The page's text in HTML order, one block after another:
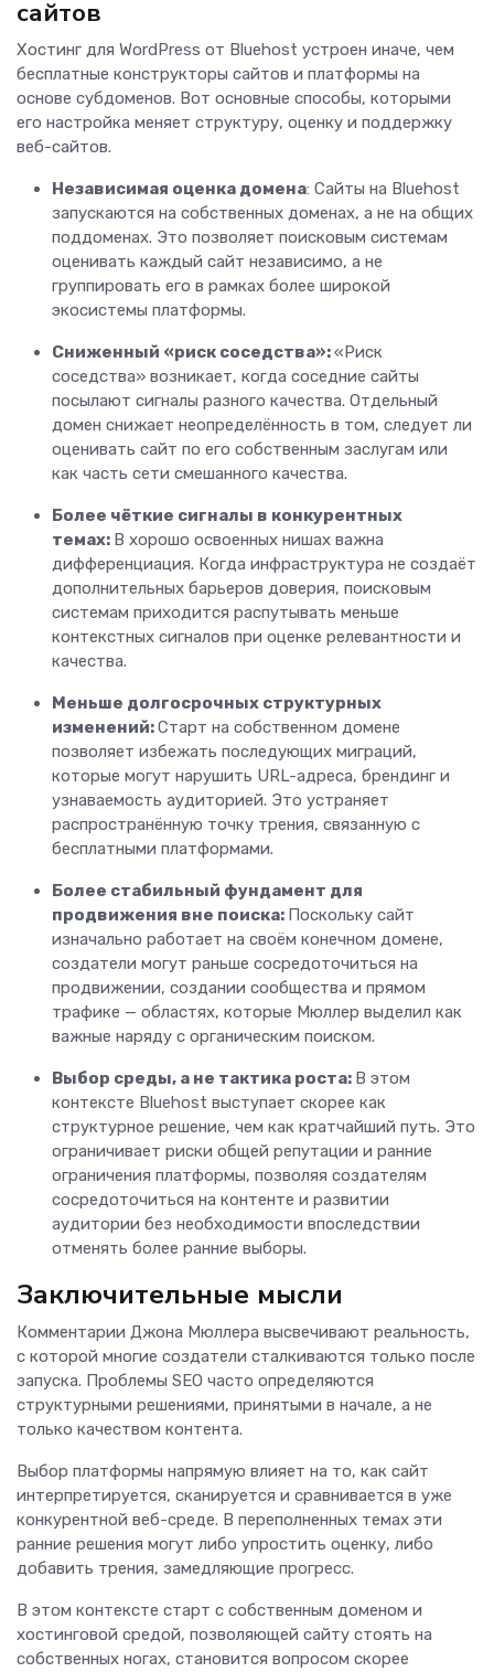
сайтов
Хостинг для WordPress от Bluehost устроен иначе, чем
бесплатные конструкторы сайтов и платформы на
основе субдоменов. Вот основные способы, которыми
его настройка меняет структуру, оценку и поддержку
веб-сайтов.
Независимая оценка домена: Сайты на Bluehost
запускаются на собственных доменах, а не на общих
поддоменах. Это позволяет поисковым системам
оценивать каждый сайт независимо, а не
группировать его в рамках более широкой
экосистемы платформы.
Сниженный «риск соседства»:«Риск
соседства» возникает, когда соседние сайты
посылают сигналы разного качества. Отдельный
домен снижает неопределённость в том, следует ли
оценивать сайт по его собственным заслугам или
как часть сети смешанного качества.
Более чёткие сигналы в конкурентных
темах: В хорошо освоенных нишах важна
дифференциация. Когда инфраструктура не создаёт
дополнительных барьеров доверия, поисковым
системам приходится распутывать меньше
контекстных сигналов при оценке релевантности и
качества.
Меньше долгосрочных структурных
изменений:Старт на собственном домене
позволяет избежать последующих миграций,
которые могут нарушить URL-адреса, брендинг и
узнаваемость аудиторией. Это устраняет
распространённую точку трения, связанную с
бесплатными платформами.
Более стабильный фундамент для
продвижения вне поиска: Поскольку сайт
изначально работает на своём конечном домене,
создатели могут раньше сосредоточиться на
продвижении, создании сообщества и прямом
трафике — областях, которые Мюллер выделил как
важные наряду с органическим поиском.
Выбор среды, а не тактика роста: В этом
контексте Bluehost выступает скорее как
структурное решение, чем как кратчайший путь. Это
ограничивает риски общей репутации и ранние
ограничения платформы, позволяя создателям
сосредоточиться на контенте и развитии
аудитории без необходимости впоследствии
отменять более ранние выборы.
Заключительные мысли
Комментарии Джона Мюллера высвечивают реальность,
с которой многие создатели сталкиваются только после
запуска. Проблемы SEO часто определяются
структурными решениями, принятыми в начале, а не
только качеством контента.
Выбор платформы напрямую влияет на то, как сайт
интерпретируется, сканируется и сравнивается в уже
конкурентной веб-среде. В переполненных темах эти
ранние решения могут либо упростить оценку, либо
добавить трения, замедляющие прогресс.
В этом контексте старт с собственным доменом и
хостинговой средой, позволяющей сайту стоять на
собственных ногах, становится вопросом скорее